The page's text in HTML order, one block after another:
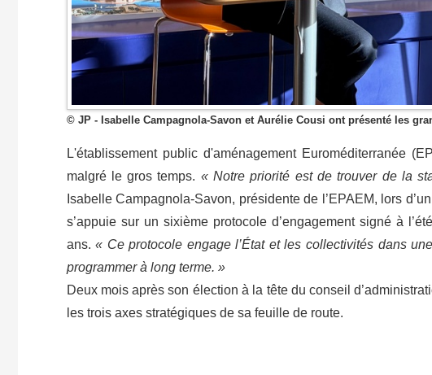
© JP - Isabelle Campagnola-Savon et Aurélie Cousi ont présenté les
L'établissement public d'aménagement Euroméditerranée
malgré le gros temps. « Notre priorité est de trouver de la
Isabelle Campagnola-Savon, présidente de l’EPAEM, lors
s’appuie sur un sixième protocole d’engagement signé à
ans.« Ce protocole engage l’État et les collectivités dans
programmer à long terme. »
Deux mois après son élection à la tête du conseil
les trois axes stratégiques de sa feuille de route.